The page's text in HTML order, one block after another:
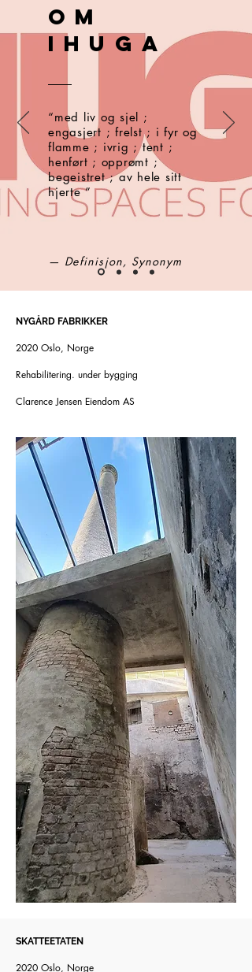
Om
ihuga
“med liv og sjel ;
engasjert ; frelst ; i fyr og
flamme ; ivrig ; tent ;
henført ; opprømt ;
begeistret ; av hele sitt
hjerte ”​
— Definisjon, Synonym
NYGÅRD FABRIKKER
2020 Oslo, Norge
Rehabilitering. under bygging
Clarence Jensen Eiendom AS
SKATTEETATEN
2020 Oslo, Norge